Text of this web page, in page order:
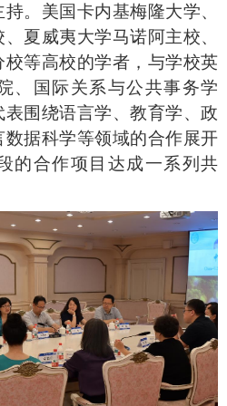
。美国卡内基梅隆大学、
夏威夷大学马诺阿主校、
等高校的学者，与学校英
、国际关系与公共事务学
围绕语言学、教育学、政
据科学等领域的合作展开
的合作项目达成一系列共